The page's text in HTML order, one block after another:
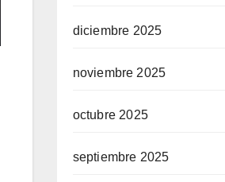
diciembre 2025
noviembre 2025
octubre 2025
septiembre 2025